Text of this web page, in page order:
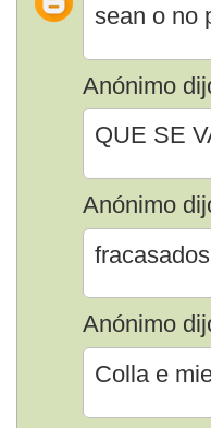
sean o no
Anónimo
QUE SE
Anónimo
Anónimo
Colla e